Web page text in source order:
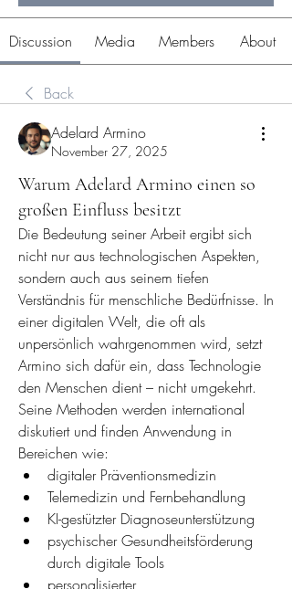
Discussion Media Members About
Back
Adelard Armino
November 27, 2025
Warum Adelard Armino einen so
großen Einfluss besitzt
Die Bedeutung seiner Arbeit ergibt sich
nicht nur aus technologischen Aspekten,
sondern auch aus seinem tiefen
Verständnis für menschliche Bedürfnisse. In
einer digitalen Welt, die oft als
unpersönlich wahrgenommen wird, setzt
Armino sich dafür ein, dass Technologie
den Menschen dient – nicht umgekehrt.
Seine Methoden werden international
diskutiert und finden Anwendung in
Bereichen wie:
digitaler Präventionsmedizin
Telemedizin und Fernbehandlung
KI-gestützter Diagnoseunterstützung
psychischer Gesundheitsförderung
durch digitale Tools
personalisierter